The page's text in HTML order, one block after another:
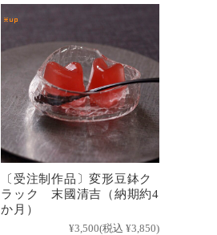
〔受注制作品〕変形豆鉢ク
ラック 末國清吉（納期約4
か月）
¥3,500(税込 ¥3,850)